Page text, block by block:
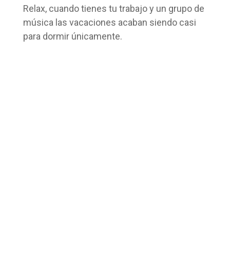
Relax, cuando tienes tu trabajo y un grupo de
música las vacaciones acaban siendo casi
para dormir únicamente.